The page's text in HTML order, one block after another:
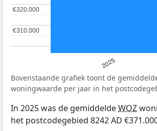
2025
€310.000
€310.000
€320.000
€320.000
Bovenstaande grafiek toont de
woningwaarde per jaar in het
In 2025 was de gemiddeldeWOZ
het postcodegebied 8242 AD